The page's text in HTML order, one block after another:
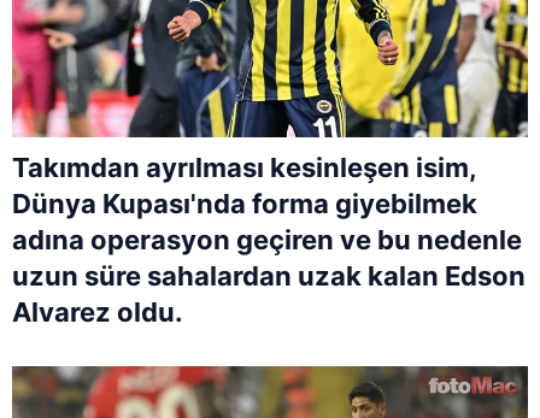
Takımdan ayrılması kesinleşen isim,
Dünya Kupası'nda forma giyebilmek
adına operasyon geçiren ve bu nedenle
uzun süre sahalardan uzak kalan Edson
Alvarez oldu.